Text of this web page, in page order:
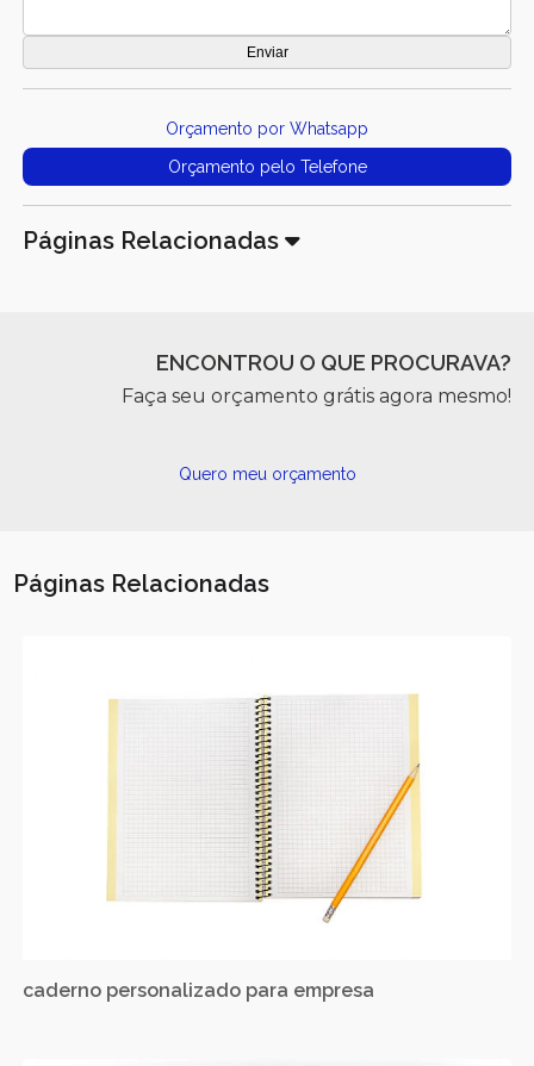
Orçamento por Whatsapp
Orçamento pelo Telefone
Páginas Relacionadas
ENCONTROU O QUE PROCURAVA?
Faça seu orçamento grátis agora mesmo!
Quero meu orçamento
Páginas Relacionadas
caderno personalizado para empresa